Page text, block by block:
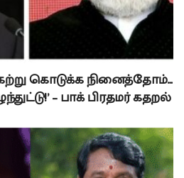
கற்று கொடுக்க நினைத்தோம்…
– பாக் பிரதமர் கதறல்